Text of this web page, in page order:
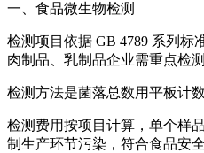
一、食品微生物检测
检测项目依据 GB 4789 系列标
肉制品、乳制品企业需重点检
检测方法是菌落总数用平板计
检测费用按项目计算，单个样
制生产环节污染，符合食品安